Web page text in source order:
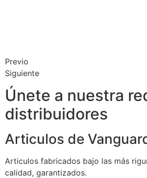
Previo
Siguiente
Únete a nuestra
distribuidores
Articulos de
Articulos fabricados bajo las más
calidad, garantizados.